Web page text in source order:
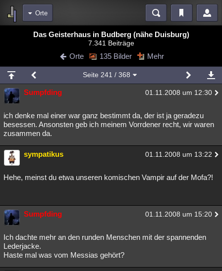
Orte
Blogs Videos
Chat Wiki Neuigkeiten
meine Rubriken
Menschen Wissenschaft Mystery Kriminalfälle
Spiritualität Verschwörungen Technologie Ufologie
Natur Umfragen
weitere Rubriken
Philosophie
Astronomie Gaming
Übersichten
Lesenswert Schlüsselwörter
Das Geisterhaus in Budberg (nähe Duisburg)
7.341 Beiträge
Orte 135 Bilder Mehr
Seite 241 / 368
Sumpfding 01.11.2008 um 12:30
ich denke mal einer war ganz bestimmt da, der ist ja geradezu
besessen. Ansonsten geb ich meinem Vorrdener recht, wir waren
zusammen da.
sympatikus 01.11.2008 um 13:22
Hehe, meinst du etwa unseren komischen Vampir auf der Mofa?!
Sumpfding 01.11.2008 um 15:20
Ich dachte mehr an den runden Menschen mit der spannenden
Lederjacke.
Haste mal was vom Messias gehört?